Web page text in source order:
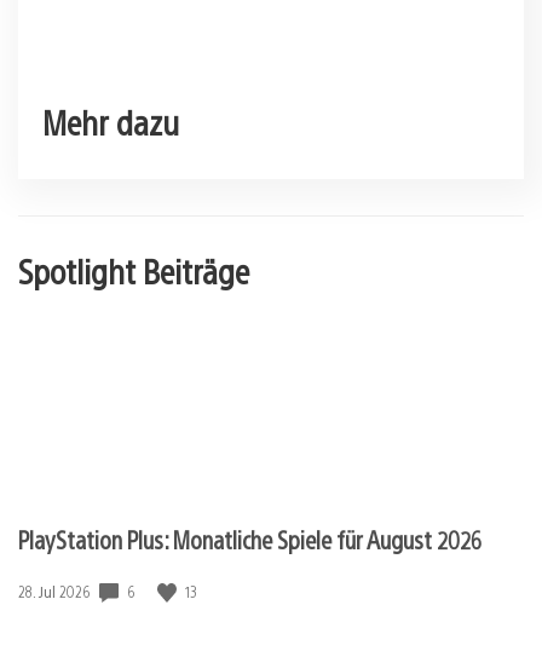
Mehr dazu
Spotlight Beiträge
PlayStation Plus: Monatliche Spiele für August 2026
Veröffentlichungsdatum:
28. Jul 2026 6 13